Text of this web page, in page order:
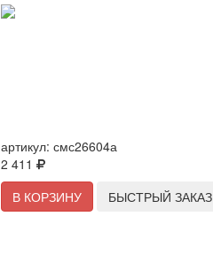
артикул: смс26604а
2 411
В КОРЗИНУ
БЫСТРЫЙ ЗАКАЗ